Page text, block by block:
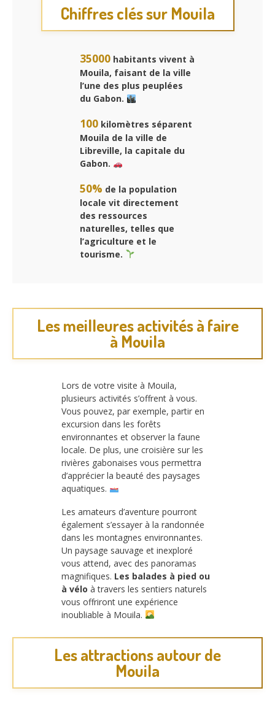
Chiffres clés sur Mouila
35000 habitants vivent à
Mouila, faisant de la ville
l’une des plus peuplées
du Gabon.
100 kilomètres séparent
Mouila de la ville de
Libreville, la capitale du
Gabon.
50% de la population
locale vit directement
des ressources
naturelles, telles que
l’agriculture et le
tourisme.
Les meilleures activités à faire
à Mouila
Lors de votre visite à Mouila,
plusieurs activités s’offrent à vous.
Vous pouvez, par exemple, partir en
excursion dans les forêts
environnantes et observer la faune
locale. De plus, une croisière sur les
rivières gabonaises vous permettra
d’apprécier la beauté des paysages
aquatiques.
Les amateurs d’aventure pourront
également s’essayer à la randonnée
dans les montagnes environnantes.
Un paysage sauvage et inexploré
vous attend, avec des panoramas
magnifiques. Les balades à pied ou
à vélo à travers les sentiers naturels
vous offriront une expérience
inoubliable à Mouila.
Les attractions autour de
Mouila